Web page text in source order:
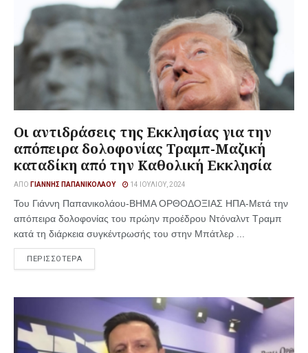
Οι αντιδράσεις της Εκκλησίας για την
απόπειρα δολοφονίας Τραμπ-Μαζική
καταδίκη από την Καθολική Εκκλησία
ΑΠΌ ΓΙΆΝΝΗΣ ΠΑΠΑΝΙΚΟΛΆΟΥ 14 ΙΟΥΛΊΟΥ, 2024
Του Γιάννη Παπανικολάου-ΒΗΜΑ ΟΡΘΟΔΟΞΙΑΣ ΗΠΑ-Μετά την
απόπειρα δολοφονίας του πρώην προέδρου Ντόναλντ Τραμπ
κατά τη διάρκεια συγκέντρωσής του στην Μπάτλερ ...
ΠΕΡΙΣΣΟΤΕΡΑ